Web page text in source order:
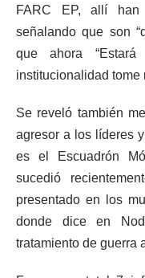
FARC EP, allí han
señalando que son
que ahora
institucionalidad tome
Se reveló también
agresor a los líderes
es el Escuadrón
sucedió
presentado en los
donde dice en
tratamiento de guerra